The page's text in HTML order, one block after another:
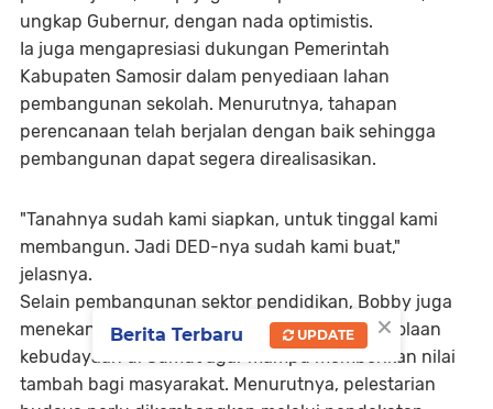
ungkap Gubernur, dengan nada optimistis.
Ia juga mengapresiasi dukungan Pemerintah
Kabupaten Samosir dalam penyediaan lahan
pembangunan sekolah. Menurutnya, tahapan
perencanaan telah berjalan dengan baik sehingga
pembangunan dapat segera direalisasikan.
"Tanahnya sudah kami siapkan, untuk tinggal kami
membangun. Jadi DED-nya sudah kami buat,"
jelasnya.
Selain pembangunan sektor pendidikan, Bobby juga
menekankan pentingnya transformasi pengelolaan
kebudayaan di Sumut agar mampu memberikan nilai
tambah bagi masyarakat. Menurutnya, pelestarian
×
Berita Terbaru UPDATE